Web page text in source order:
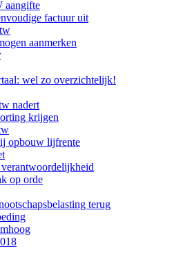
aangifte
factuur uit
aanmerken
wel zo overzichtelijk!
nadert
krijgen
opbouw lijfrente
op orde
terug